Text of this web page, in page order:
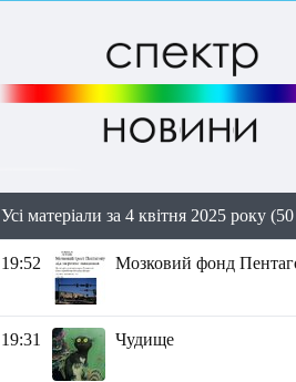
Усі матеріали за 4 квітня 2025 року
19:52 Мозковий фонд
19:31 Чудище